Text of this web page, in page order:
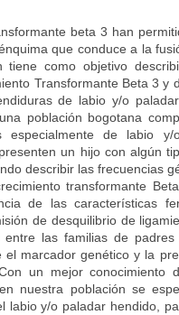
beta 3 han
que conduce a la
como objetivo
Transformante Beta 3 y
de labio y/o
población bogotana
especialmente de labio
un hijo con algún
describir las frecuencias
transformante
de las características
de desquilibrio de
las familias de
marcador genético y la
un mejor conocimiento
nuestra población se
labio y/o paladar hendido,